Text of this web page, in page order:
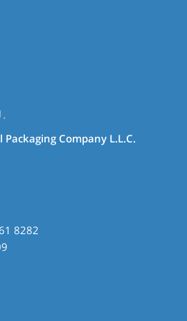
Company L.L.C.
8282